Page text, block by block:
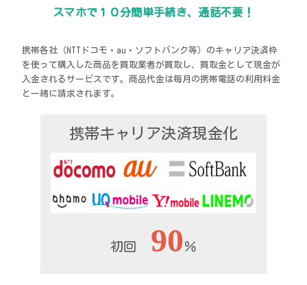
スマホで１０分簡単手続き、通話不要！
携帯各社（NTTドコモ・au・ソフトバンク等）のキャリア決済枠
を使って購入した商品を買取業者が買取し、買取金として現金が
入金されるサービスです。商品代金は毎月の携帯電話の利用料金
と一緒に請求されます。
携帯キャリア決済現金化
初回 90％